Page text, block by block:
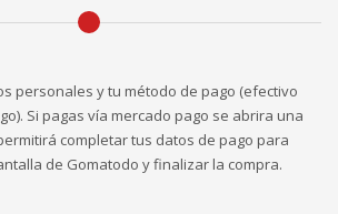
personales y tu método de pago (efectivo
Si pagas vía mercado pago se abrira una
completar tus datos de pago para
de Gomatodo y finalizar la compra.